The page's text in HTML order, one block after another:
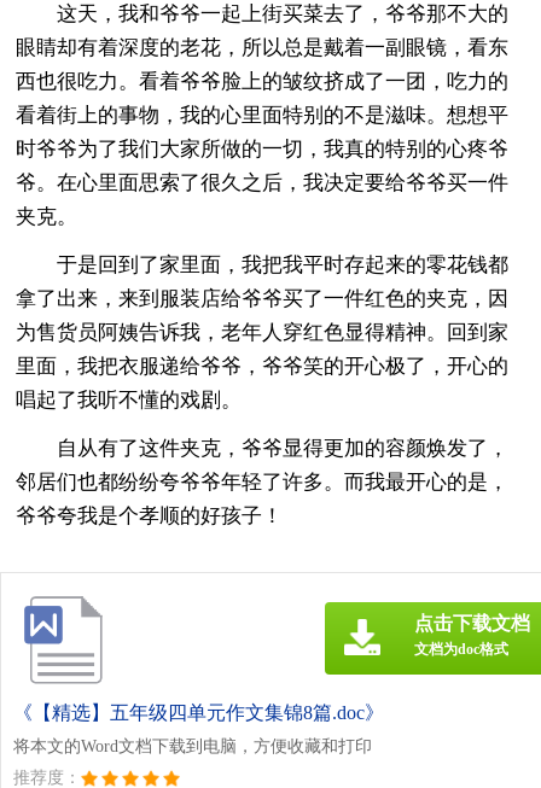
这天，我和爷爷一起上街买菜去了，爷爷那不大的
眼睛却有着深度的老花，所以总是戴着一副眼镜，看东
西也很吃力。看着爷爷脸上的皱纹挤成了一团，吃力的
看着街上的事物，我的心里面特别的不是滋味。想想平
时爷爷为了我们大家所做的一切，我真的特别的心疼爷
爷。在心里面思索了很久之后，我决定要给爷爷买一件
夹克。
于是回到了家里面，我把我平时存起来的零花钱都
拿了出来，来到服装店给爷爷买了一件红色的夹克，因
为售货员阿姨告诉我，老年人穿红色显得精神。回到家
里面，我把衣服递给爷爷，爷爷笑的开心极了，开心的
唱起了我听不懂的戏剧。
自从有了这件夹克，爷爷显得更加的容颜焕发了，
邻居们也都纷纷夸爷爷年轻了许多。而我最开心的是，
爷爷夸我是个孝顺的好孩子！
《【精选】五年级四单元作文集锦8篇.doc》
将本文的Word文档下载到电脑，方便收藏和打印
推荐度：
点击下载文档
文档为doc格式